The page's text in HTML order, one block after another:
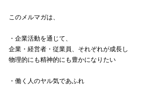
このメルマガは、
・企業活動を通じて、
企業・経営者・従業員、それぞれが成長し
物理的にも精神的にも豊かになりたい
・働く人のヤル気であふれ